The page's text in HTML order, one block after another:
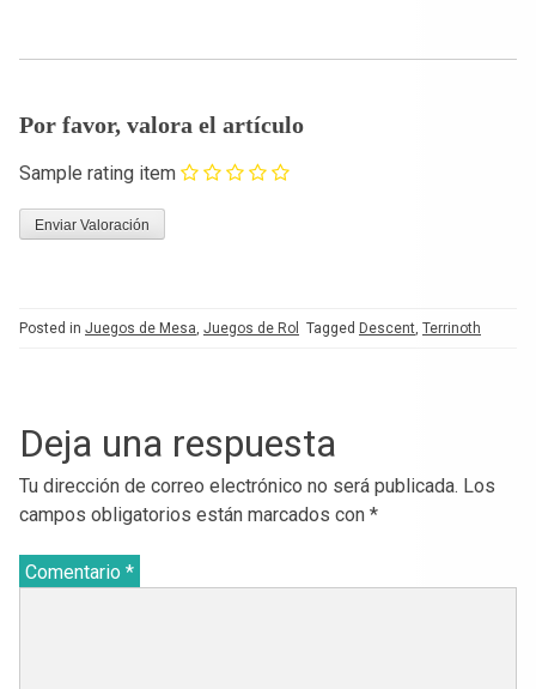
Por favor, valora el artículo
Sample rating item
Posted in Juegos de Mesa, Juegos de Rol Tagged Descent, Terrinoth
Deja una respuesta
Tu dirección de correo electrónico no será publicada. Los
campos obligatorios están marcados con *
Comentario *